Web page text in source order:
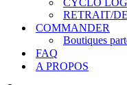
CYCLO
RETRAIT/
COMMANDER
Boutiques
FAQ
A PROPOS